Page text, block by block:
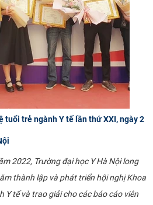
tuổi trẻ ngành Y tế lần thứ XXI, ngày 2
2022, Trường đại học Y Hà Nội long
thành lập và phát triển hội nghị Khoa
Y tế và trao giải cho các báo cáo viên